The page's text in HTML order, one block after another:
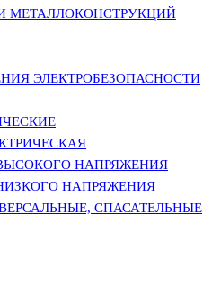
МЕТАЛЛОКОНСТРУКЦИЙ
ЭЛЕКТРОБЕЗОПАСНОСТИ
НАПРЯЖЕНИЯ
НАПРЯЖЕНИЯ
СПАСАТЕЛЬНЫЕ